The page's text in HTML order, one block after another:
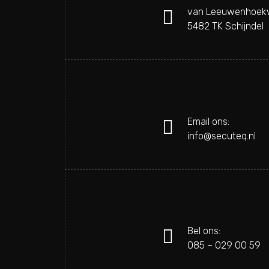
van
5482 TK Schijndel
Email ons:
info@secuteq.nl
Bel ons:
085 – 029 00 59